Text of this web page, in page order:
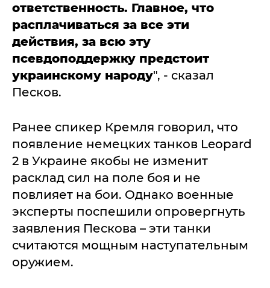
ответственность. Главное, что
расплачиваться за все эти
действия, за всю эту
псевдоподдержку предстоит
украинскому народу", - сказал
Песков.
Ранее спикер Кремля говорил, что
появление немецких танков Leopard
2 в Украине якобы не изменит
расклад сил на поле боя и не
повлияет на бои. Однако военные
эксперты поспешили опровергнуть
заявления Пескова – эти танки
считаются мощным наступательным
оружием.